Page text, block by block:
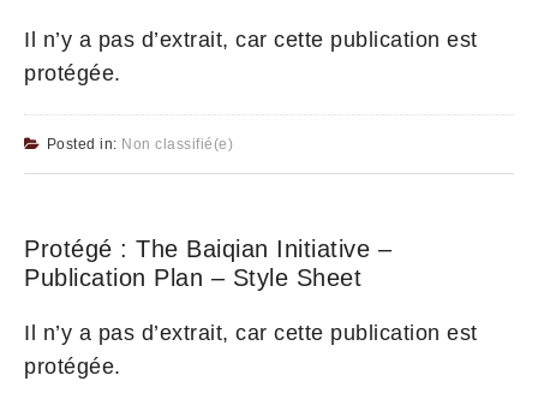
Il n’y a pas d’extrait, car cette publication est
protégée.
Posted in: Non classifié(e)
Protégé : The Baiqian Initiative –
Publication Plan – Style Sheet
Il n’y a pas d’extrait, car cette publication est
protégée.